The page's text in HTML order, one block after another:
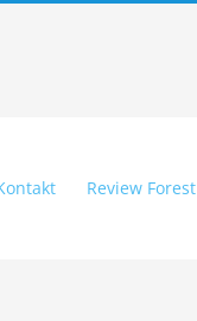
Review Forest